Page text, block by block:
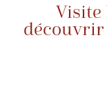
Visite
découvrir